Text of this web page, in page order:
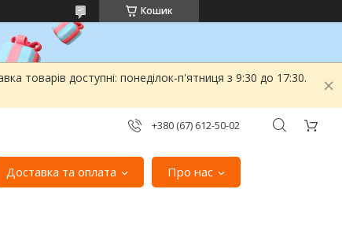
Кошик
товарів доступні: понеділок-п'ятниця з 9:30 до 17:30.
+380 (67) 612-50-02
Доставка та оплата
Про нас